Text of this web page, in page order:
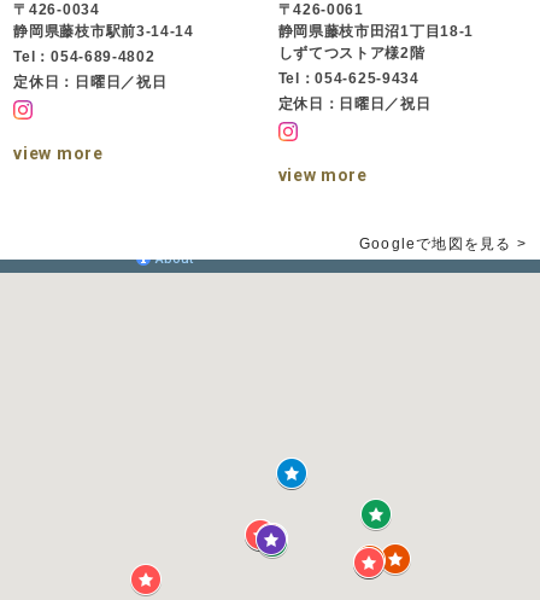
〒426-0034
静岡県藤枝市駅前3-14-14
Tel：054-689-4802
定休日：日曜日／祝日
view more
〒426-0061
静岡県藤枝市田沼1丁目18-1
しずてつストア様2階
Tel：054-625-9434
定休日：日曜日／祝日
view more
Googleで地図を見る >